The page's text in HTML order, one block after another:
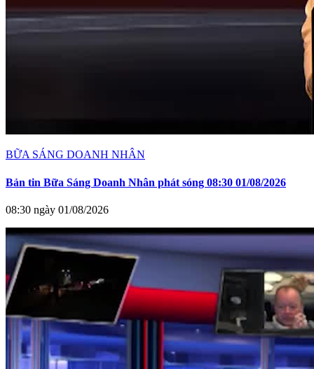
BỮA SÁNG DOANH NHÂN
Bản tin Bữa Sáng Doanh Nhân phát sóng 08:30 01/08/2026
08:30 ngày 01/08/2026